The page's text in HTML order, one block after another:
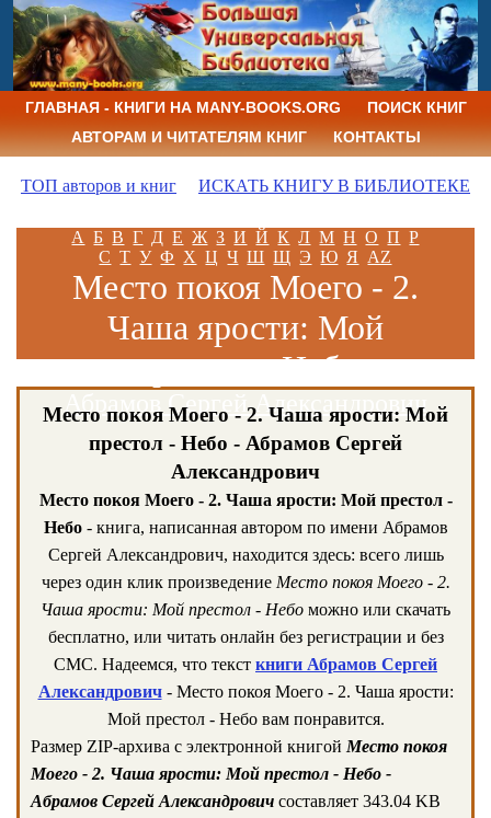
ГЛАВНАЯ - КНИГИ НА MANY-BOOKS.ORG
ПОИСК КНИГ
АВТОРАМ И ЧИТАТЕЛЯМ КНИГ
КОНТАКТЫ
ТОП авторов и книг ИСКАТЬ КНИГУ В БИБЛИОТЕКЕ
А Б В Г Д Е Ж З И Й К Л М Н О П Р
С Т У Ф Х Ц Ч Ш Щ Э Ю Я AZ
Место покоя Моего - 2.
Чаша ярости: Мой
престол - Небо
Абрамов Сергей Александрович
Место покоя Моего - 2. Чаша ярости: Мой
престол - Небо - Абрамов Сергей
Александрович
Место покоя Моего - 2. Чаша ярости: Мой престол -
Небо- книга, написанная автором по имени Абрамов
Сергей Александрович, находится здесь: всего лишь
через один клик произведение Место покоя Моего - 2.
Чаша ярости: Мой престол - Небо можно или скачать
бесплатно, или читать онлайн без регистрации и без
СМС. Надеемся, что текст книги Абрамов Сергей
Александрович- Место покоя Моего - 2. Чаша ярости:
Мой престол - Небо вам понравится.
Размер ZIP-архива c электронной книгой Место покоя
Моего - 2. Чаша ярости: Мой престол - Небо -
Абрамов Сергей Александрович составляет 343.04 KB